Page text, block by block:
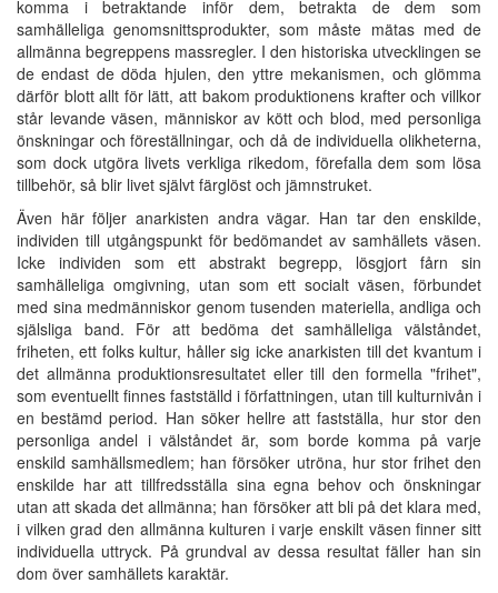
komma i betraktande inför dem, betrakta de dem som
samhälleliga genomsnittsprodukter, som måste mätas med de
allmänna begreppens massregler. I den historiska utvecklingen se
de endast de döda hjulen, den yttre mekanismen, och glömma
därför blott allt för lätt, att bakom produktionens krafter och villkor
står levande väsen, människor av kött och blod, med personliga
önskningar och föreställningar, och då de individuella olikheterna,
som dock utgöra livets verkliga rikedom, förefalla dem som lösa
tillbehör, så blir livet självt färglöst och jämnstruket.
Även här följer anarkisten andra vägar. Han tar den enskilde,
individen till utgångspunkt för bedömandet av samhällets väsen.
Icke individen som ett abstrakt begrepp, lösgjort fårn sin
samhälleliga omgivning, utan som ett socialt väsen, förbundet
med sina medmänniskor genom tusenden materiella, andliga och
själsliga band. För att bedöma det samhälleliga välståndet,
friheten, ett folks kultur, håller sig icke anarkisten till det kvantum i
det allmänna produktionsresultatet eller till den formella "frihet",
som eventuellt finnes fastställd i författningen, utan till kulturnivån i
en bestämd period. Han söker hellre att fastställa, hur stor den
personliga andel i välståndet är, som borde komma på varje
enskild samhällsmedlem; han försöker utröna, hur stor frihet den
enskilde har att tillfredsställa sina egna behov och önskningar
utan att skada det allmänna; han försöker att bli på det klara med,
i vilken grad den allmänna kulturen i varje enskilt väsen finner sitt
individuella uttryck. På grundval av dessa resultat fäller han sin
dom över samhällets karaktär.